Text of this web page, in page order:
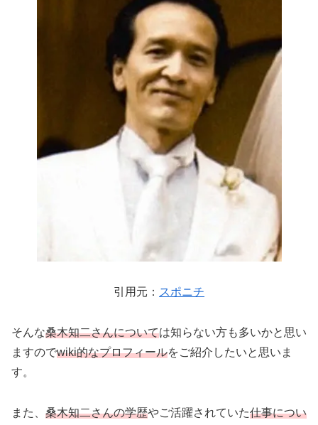
引用元： スポニチ
そんな桑木知二さんについては知らない方も多いかと思い
ますのでwiki的なプロフィールをご紹介したいと思いま
す。
また、 桑木知二さんの学歴やご活躍されていた仕事につい